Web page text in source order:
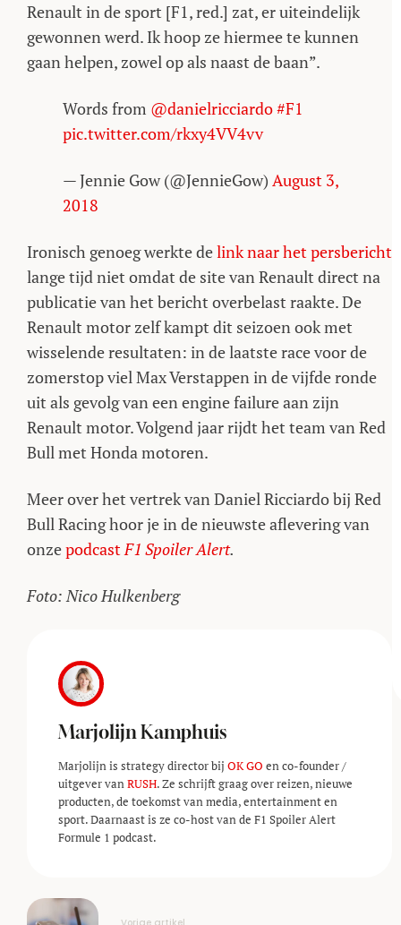
Renault in de sport [F1, red.] zat, er uiteindelijk
gewonnen werd. Ik hoop ze hiermee te kunnen
gaan helpen, zowel op als naast de baan”.
Words from @danielricciardo#F1
pic.twitter.com/rkxy4VV4vv
— Jennie Gow (@JennieGow) August 3,
2018
Ironisch genoeg werkte delink naar het persbericht
lange tijd niet omdat de site van Renault direct na
publicatie van het bericht overbelast raakte. De
Renault motor zelf kampt dit seizoen ook met
wisselende resultaten: in de laatste race voor de
zomerstop viel Max Verstappen in de vijfde ronde
uit als gevolg van een engine failure aan zijn
Renault motor. Volgend jaar rijdt het team van Red
Bull met Honda motoren.
Meer over het vertrek van Daniel Ricciardo bij Red
Bull Racing hoor je in de nieuwste aflevering van
onzepodcastF1 Spoiler Alert.
Foto: Nico Hulkenberg
Marjolijn Kamphuis
Marjolijn is strategy director bij OK GO en co-founder /
uitgever vanRUSH. Ze schrijft graag over reizen, nieuwe
producten, de toekomst van media, entertainment en
sport. Daarnaast is ze co-host van de F1 Spoiler Alert
Formule 1 podcast.